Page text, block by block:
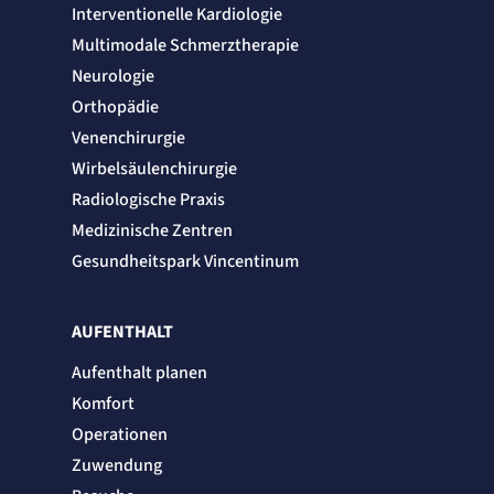
Interventionelle Kardiologie
Multimodale Schmerztherapie
Neurologie
Orthopädie
Venenchirurgie
Wirbelsäulenchirurgie
Radiologische Praxis
Medizinische Zentren
Gesundheitspark Vincentinum
AUFENTHALT
Aufenthalt planen
Komfort
Operationen
Zuwendung
Session
Einverständnis-Cookie
cookie_consent
Anbieter:
Zweck:
Speichert den Zustimmungsstatus des Benutzers für Cookies auf der aktuellen
Domäne.
Cookie Laufzeit:
Statistik Cookies erfassen Informationen
zu verstehen, wie unsere Besucher unsere
Website nutzen.
Matelso Telefontracking